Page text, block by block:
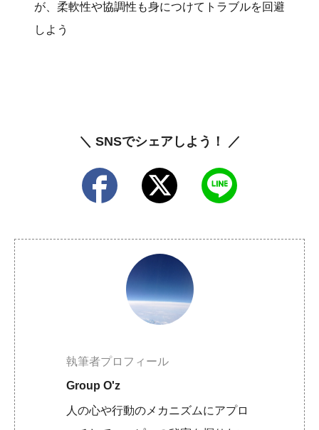
が、柔軟性や協調性も身につけてトラブルを回避
しよう
＼ SNSでシェアしよう！ ／
執筆者プロフィール
Group O'z
人の心や行動のメカニズムにアプロ